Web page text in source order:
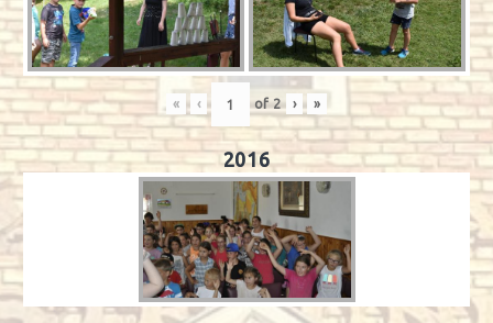
« ‹ of2 › »
2016